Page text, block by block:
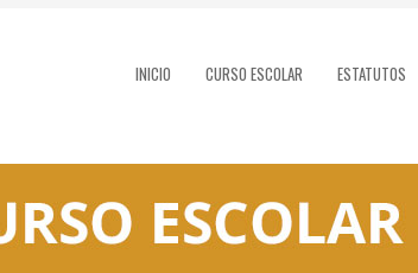
INICIO CURSO ESCOLAR ESTATUTOS